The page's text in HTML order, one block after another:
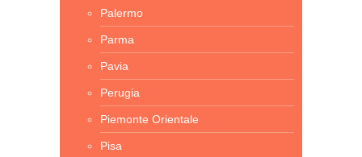
Palermo
Parma
Pavia
Perugia
Piemonte Orientale
Pisa